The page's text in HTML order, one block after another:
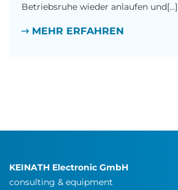
Betriebsruhe wieder anlaufen und[...]
MEHR ERFAHREN
KEINATH Electronic GmbH
consulting & equipment